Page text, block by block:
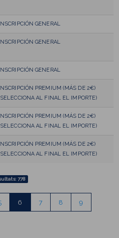
INSCRIPCIÓN GENERAL
INSCRIPCIÓN GENERAL
INSCRIPCIÓN GENERAL
INSCRIPCIÓN PREMIUM (MÁS DE 2€)
AL FINAL EL IMPORTE)
INSCRIPCIÓN PREMIUM (MÁS DE 2€)
AL FINAL EL IMPORTE)
INSCRIPCIÓN PREMIUM (MÁS DE 2€)
AL FINAL EL IMPORTE)
778
6 7 8 9